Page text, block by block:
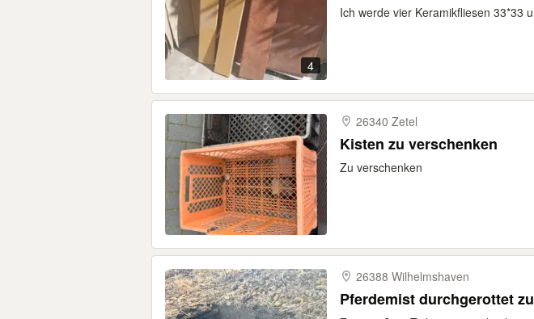
4
Ich werde vier Keramikfliesen 33*33
26340 Zetel
Kisten zu verschenken
Zu verschenken
26388 Wilhelmshaven
Pferdemist durchgerottet